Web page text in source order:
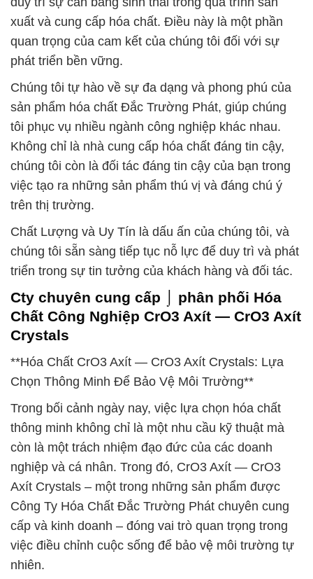
xuất và cung cấp hóa chất. Điều này là một phần
quan trọng của cam kết của chúng tôi đối với sự
phát triển bền vững.
Chúng tôi tự hào về sự đa dạng và phong phú của
sản phẩm hóa chất Đắc Trường Phát, giúp chúng
tôi phục vụ nhiều ngành công nghiệp khác nhau.
Không chỉ là nhà cung cấp hóa chất đáng tin cậy,
chúng tôi còn là đối tác đáng tin cậy của bạn trong
việc tạo ra những sản phẩm thú vị và đáng chú ý
trên thị trường.
Chất Lượng và Uy Tín là dấu ấn của chúng tôi, và
chúng tôi sẵn sàng tiếp tục nỗ lực để duy trì và phát
triển trong sự tin tưởng của khách hàng và đối tác.
Cty chuyên cung cấp ⌡ phân phối Hóa
Chất Công Nghiệp CrO3 Axít — CrO3 Axít
Crystals
**Hóa Chất CrO3 Axít — CrO3 Axít Crystals: Lựa
Chọn Thông Minh Để Bảo Vệ Môi Trường**
Trong bối cảnh ngày nay, việc lựa chọn hóa chất
thông minh không chỉ là một nhu cầu kỹ thuật mà
còn là một trách nhiệm đạo đức của các doanh
nghiệp và cá nhân. Trong đó, CrO3 Axít — CrO3
Axít Crystals – một trong những sản phẩm được
Công Ty Hóa Chất Đắc Trường Phát chuyên cung
cấp và kinh doanh – đóng vai trò quan trọng trong
việc điều chỉnh cuộc sống để bảo vệ môi trường tự
nhiên.